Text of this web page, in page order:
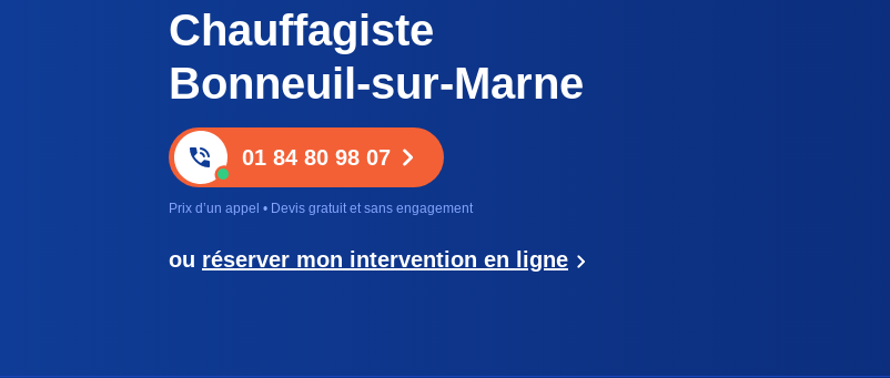
Chauffagiste
Bonneuil-sur-Marne
01 84 80 98 07
Prix d’un appel • Devis gratuit et sans engagement
ou réserver mon intervention en ligne